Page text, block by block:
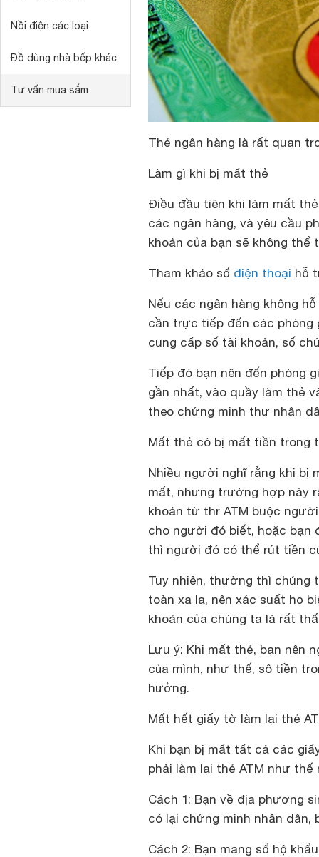
Nồi điện các loại
Đồ dùng nhà bếp khác
Tư vấn mua sắm
Thẻ ngân hàng là rất quan
Làm gì khi bị mất thẻ
Điều đầu tiên khi làm mất
các ngân hàng, và yêu cầu
khoản của bạn sẽ không
Tham khảo số điện thoại hỗ
Nếu các ngân hàng không
cần trực tiếp đến các phòng
cung cấp số tài khoản, số
Tiếp đó bạn nên đến phòng
gần nhất, vào quầy làm thẻ
theo chứng minh thư nhân
Mất thẻ có bị mất tiền trong
Nhiều người nghĩ rằng khi bị
mất, nhưng trường hợp này
khoản từ thr ATM buộc
cho người đó biết, hoặc bạn
thì người đó có thể rút tiền
Tuy nhiên, thường thì
toàn xa lạ, nên xác suất họ
khoản của chúng ta là rất
Lưu ý: Khi mất thẻ, bạn nên
của mình, như thế, sô tiền
hưởng.
Mất hết giấy tờ làm lại thẻ
Khi bạn bị mất tất cả các
phải làm lại thẻ ATM như thế
Cách 1: Bạn về địa phương
có lại chứng minh nhân dân,
Cách 2: Bạn mang sổ hộ